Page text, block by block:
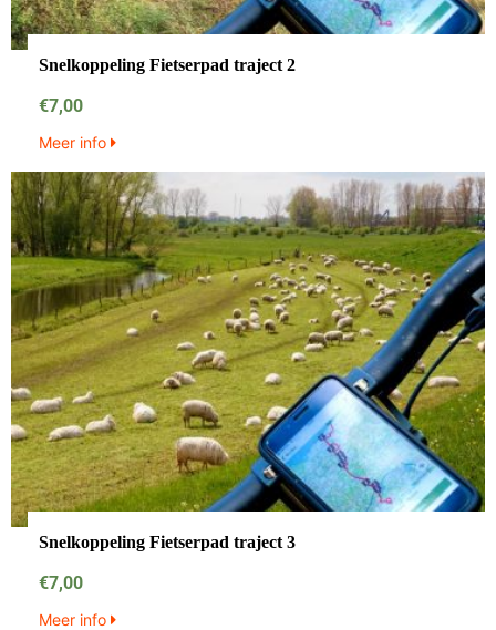
Snelkoppeling Fietserpad traject 2
€7,00
Meer info
Snelkoppeling Fietserpad traject 3
€7,00
Meer info